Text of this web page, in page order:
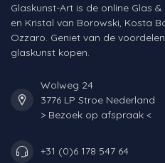
Glaskunst-Art is de online Glas
en Kristal van Borowski, Kosta
Ozzaro. Geniet van de
glaskunst kopen.
Wolweg 24
3776 LP Stroe Nederland
> Bezoek op afspraak <
+31 (0)6 178 547 64